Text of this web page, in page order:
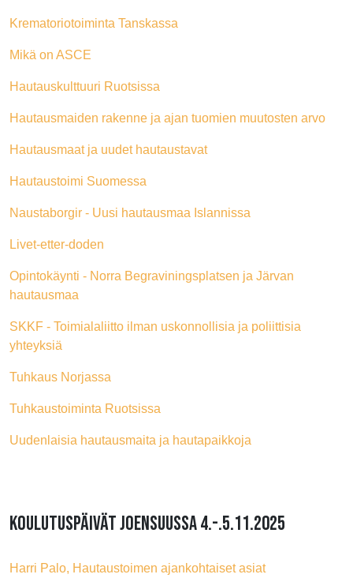
Krematoriotoiminta Tanskassa
Mikä on ASCE
Hautauskulttuuri Ruotsissa
Hautausmaiden rakenne ja ajan tuomien muutosten arvo
Hautausmaat ja uudet hautaustavat
Hautaustoimi Suomessa
Naustaborgir - Uusi hautausmaa Islannissa
Livet-etter-doden
Opintokäynti - Norra Begraviningsplatsen ja Järvan
hautausmaa
SKKF - Toimialaliitto ilman uskonnollisia ja poliittisia
yhteyksiä
Tuhkaus Norjassa
Tuhkaustoiminta Ruotsissa
Uudenlaisia hautausmaita ja hautapaikkoja
KOULUTUSPÄIVÄT JOENSUUSSA 4.-.5.11.2025
Harri Palo, Hautaustoimen ajankohtaiset asiat